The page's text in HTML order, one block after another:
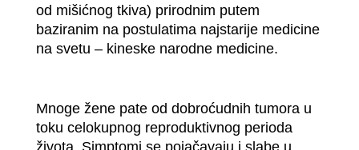
od mišićnog tkiva) prirodnim putem
baziranim na postulatima najstarije medicine
na svetu – kineske narodne medicine.
Mnoge žene pate od dobroćudnih tumora u
toku celokupnog reproduktivnog perioda
života. Simptomi se pojačavaju i slabe u